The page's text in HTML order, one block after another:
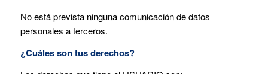
No está prevista ninguna comunicación de datos
personales a terceros.
¿Cuáles son tus derechos?